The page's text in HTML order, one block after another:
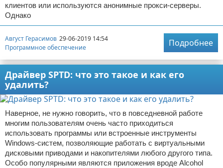
клиентов или используются анонимные прокси-серверы.
Однако
Август Герасимов 29-06-2019 14:54
Программное обеспечение
Подробнее
Драйвер SPTD: что это такое и как его
удалить?
Наверное, не нужно говорить, что в повседневной работе
многим пользователям очень часто приходиться
использовать программы или встроенные инструменты
Windows-систем, позволяющие работать с виртуальными
дисковыми приводами и накопителями любого другого типа.
Особо популярными являются приложения вроде Alcohol